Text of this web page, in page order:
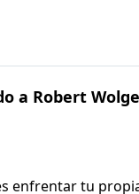
edificante
a Robert
enfrentar tu